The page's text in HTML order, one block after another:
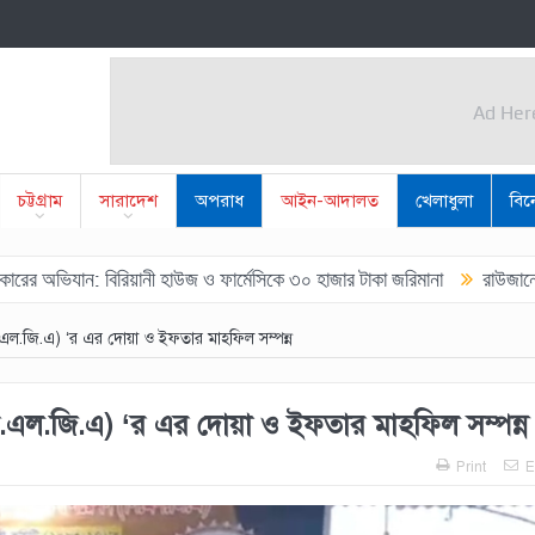
Ad
Ad
চট্টগ্রাম সারাদেশ অপরাধ আইন-আদালত খেলাধুলা
হাউজ ও ফার্মেসিকে ৩০ হাজার টাকা জরিমানা রাউজানে যুবদল
‘র এর দোয়া ও ইফতার মাহফিল সম্পন্ন
‘র এর দোয়া ও ইফতার মাহফিল সম্পন্ন
Print